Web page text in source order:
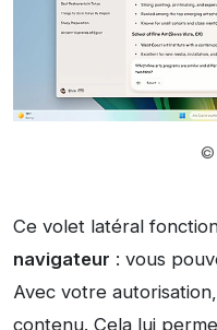
©
Ce volet latéral
navigateur : vous
Avec votre
contenu. Cela lui